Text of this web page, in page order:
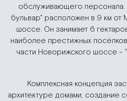
обслуживающего персонала.
бульвар" расположен в 9 км
шоссе. Он занимает 6
наиболее престижных
части Новорижского шоссе -
Комплексная концепция
архитектуре домами, создание